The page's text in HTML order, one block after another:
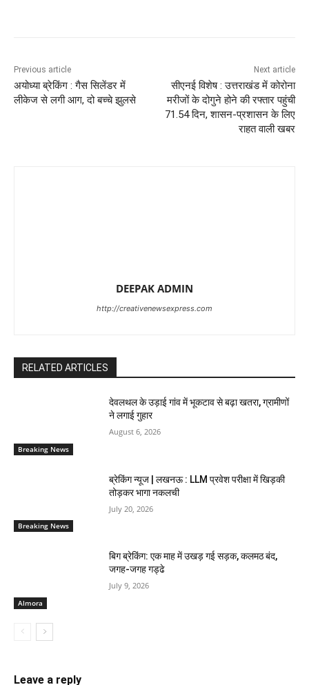
Previous article
अयोध्या ब्रेकिंग : गैस सिलेंडर में
लीकेज से लगी आग, दो बच्चे झुलसे
Next article
सीएनई विशेष : उत्तराखंड में कोरोना
मरीजों के दोगुने होने की रफ्तार पहुंची
71.54 दिन, शासन-प्रशासन के लिए
राहत वाली खबर
DEEPAK ADMIN
http://creativenewsexpress.com
RELATED ARTICLES
Breaking News
देवलथल के उड़ाई गांव में भूकटाव से बढ़ा खतरा, ग्रामीणों
ने लगाई गुहार
August 6, 2026
Breaking News
ब्रेकिंग न्यूज | लखनऊ : LLM प्रवेश परीक्षा में खिड़की
तोड़कर भागा नकलची
July 20, 2026
Almora
बिग ब्रेकिंग: एक माह में उखड़ गई सड़क, कलमठ बंद,
जगह-जगह गड्ढे
July 9, 2026
Leave a reply